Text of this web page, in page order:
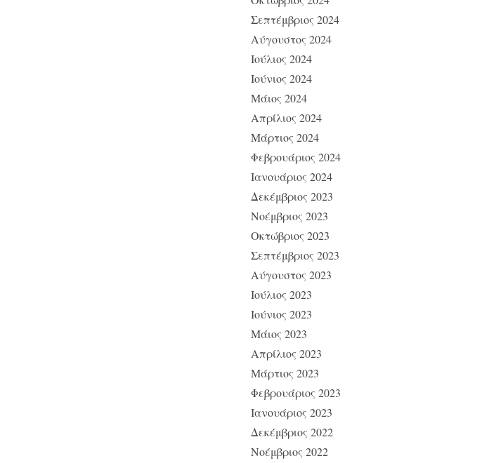
Σεπτέμβριος 2024
Αύγουστος 2024
Ιούλιος 2024
Ιούνιος 2024
Μάιος 2024
Απρίλιος 2024
Μάρτιος 2024
Φεβρουάριος 2024
Ιανουάριος 2024
Δεκέμβριος 2023
Νοέμβριος 2023
Οκτώβριος 2023
Σεπτέμβριος 2023
Αύγουστος 2023
Ιούλιος 2023
Ιούνιος 2023
Μάιος 2023
Απρίλιος 2023
Μάρτιος 2023
Φεβρουάριος 2023
Ιανουάριος 2023
Δεκέμβριος 2022
Νοέμβριος 2022